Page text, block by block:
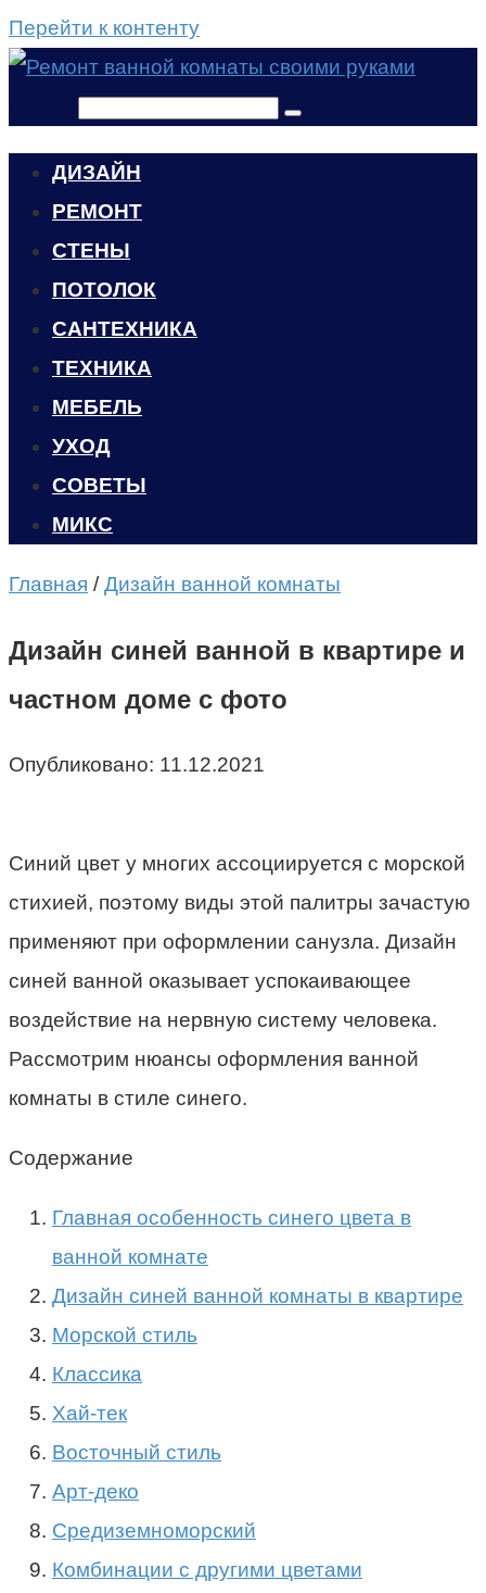
Перейти к контенту
ДИЗАЙН
РЕМОНТ
СТЕНЫ
ПОТОЛОК
САНТЕХНИКА
ТЕХНИКА
МЕБЕЛЬ
УХОД
CОВЕТЫ
МИКС
Главная / Дизайн ванной комнаты
Дизайн синей ванной в квартире и
частном доме с фото
Опубликовано: 11.12.2021
Синий цвет у многих ассоциируется с морской
стихией, поэтому виды этой палитры зачастую
применяют при оформлении санузла. Дизайн
синей ванной оказывает успокаивающее
воздействие на нервную систему человека.
Рассмотрим нюансы оформления ванной
комнаты в стиле синего.
Содержание
Главная особенность синего цвета в
ванной комнате
Дизайн синей ванной комнаты в квартире
Морской стиль
Классика
Хай-тек
Восточный стиль
Арт-деко
Средиземноморский
Комбинации с другими цветами